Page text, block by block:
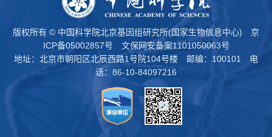
版权所有 © 中国科学院北京基因组研究所(国家生物信息中心) 京
ICP备05002857号
文保网安备案1101050063号
地址：北京市朝阳区北辰西路1号院104号楼 邮编：100101 电
话：86-10-84097216